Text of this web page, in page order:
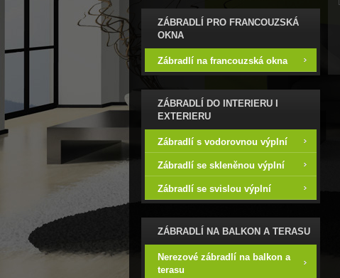
ZÁBRADLÍ PRO FRANCOUZSKÁ
OKNA
Zábradlí na francouzská okna
ZÁBRADLÍ DO INTERIERU I
EXTERIERU
Zábradlí s vodorovnou výplní
Zábradlí se skleněnou výplní
Zábradlí se svislou výplní
ZÁBRADLÍ NA BALKON A TERASU
Nerezové zábradlí na balkon a
terasu